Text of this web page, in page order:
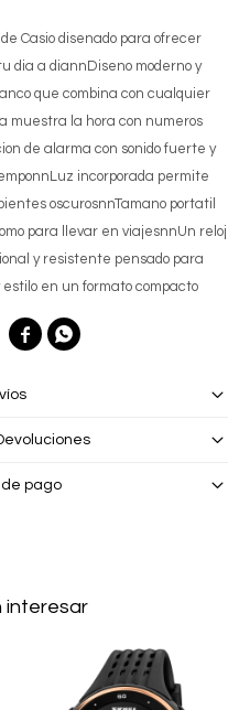
Casio disenado para ofrecer
dia a diannDiseno moderno y
que combina con cualquier
muestra la hora con numeros
de alarma con sonido fuerte y
incorporada permite
oscurosnnTamano portatil
para llevar en viajesnnUn reloj
y resistente pensado para
en un formato compacto
 
pago
interesar